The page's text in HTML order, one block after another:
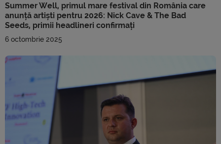
Summer Well, primul mare festival din România care
anunță artiști pentru 2026: Nick Cave & The Bad
Seeds, primii headlineri confirmați
6 octombrie 2025